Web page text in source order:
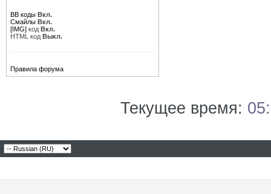
BB коды Вкл.
Смайлы Вкл.
[IMG] код Вкл.
HTML код Выкл.
Правила форума
Текущее время: